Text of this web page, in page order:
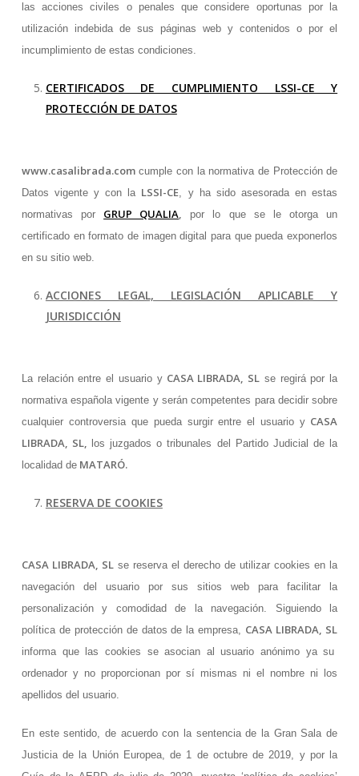
las acciones civiles o penales que considere oportunas por la
utilización indebida de sus páginas web y contenidos o por el
incumplimiento de estas condiciones.
CERTIFICADOS DE CUMPLIMIENTO LSSI-CE Y
PROTECCIÓN DE DATOS
www.casalibrada.comcumple con la normativa de Protección de
Datos vigente y con la LSSI-CE, y ha sido asesorada en estas
normativas por GRUP QUALIA, por lo que se le otorga un
certificado en formato de imagen digital para que pueda exponerlos
en su sitio web.
ACCIONES LEGAL, LEGISLACIÓN APLICABLE Y
JURISDICCIÓN
La relación entre el usuario yCASA LIBRADA, SL se regirá por la
normativa española vigente y serán competentes para decidir sobre
cualquier controversia que pueda surgir entre el usuario y CASA
LIBRADA, SL, los juzgados o tribunales del Partido Judicial de la
localidad deMATARÓ.
RESERVA DE COOKIES
CASA LIBRADA, SLse reserva el derecho de utilizar cookies en la
navegación del usuario por sus sitios web para facilitar la
personalización y comodidad de la navegación. Siguiendo la
política de protección de datos de la empresa, CASA LIBRADA, SL
informa que las cookies se asocian al usuario anónimo ya su
ordenador y no proporcionan por sí mismas ni el nombre ni los
apellidos del usuario.
En este sentido, de acuerdo con la sentencia de la Gran Sala de
Justicia de la Unión Europea, de 1 de octubre de 2019, y por la